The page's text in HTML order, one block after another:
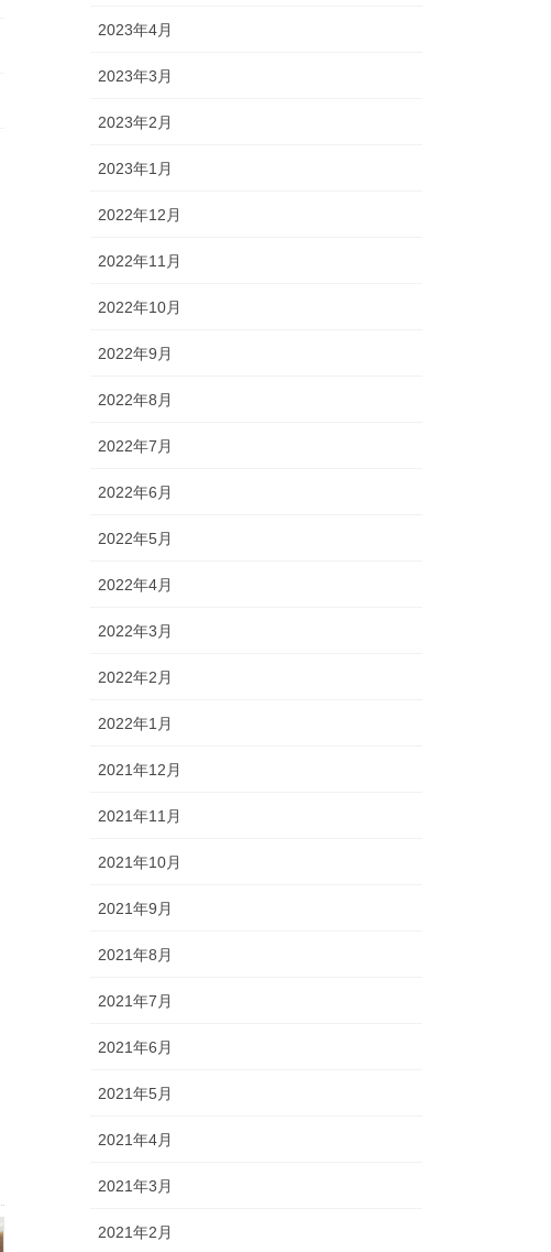
2023年4月
2023年3月
2023年2月
2023年1月
2022年12月
2022年11月
2022年10月
2022年9月
2022年8月
2022年7月
2022年6月
2022年5月
2022年4月
2022年3月
2022年2月
2022年1月
2021年12月
2021年11月
2021年10月
2021年9月
2021年8月
2021年7月
2021年6月
2021年5月
2021年4月
2021年3月
2021年2月